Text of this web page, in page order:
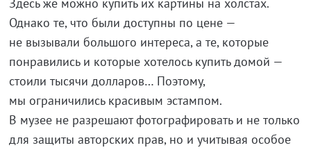
Здесь же можно купить их картины на холстах.
Однако те, что были доступны по цене —
не вызывали большого интереса, а те, которые
понравились и которые хотелось купить домой —
стоили тысячи долларов… Поэтому,
мы ограничились красивым эстампом.
В музее не разрешают фотографировать и не только
для защиты авторских прав, но и учитывая особое